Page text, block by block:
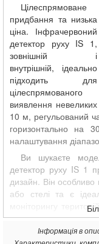
Цілеспрямоване
придбання та низька
ціна. Інфрачервоний
детектор руху IS 1,
зовнішній і
внутрішній, ідеально
підходить для
цілеспрямованого
виявлення
10 м, регульований
горизонтально на
налаштування
Ви шукаєте
детектор руху IS 1
дизайн. Він особливо
або стелі та є
моніторингу
пропонує чудову
до конкретних
Інформація в